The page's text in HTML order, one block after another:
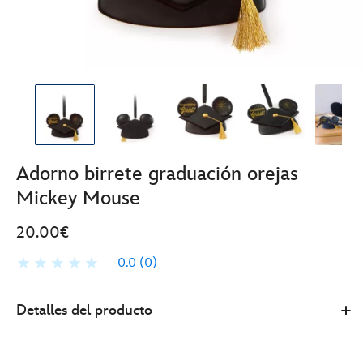
Adorno birrete graduación orejas
Mickey Mouse
20.00€
0.0 (0)
Store
20.00
Detalles del producto